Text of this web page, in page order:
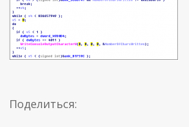
Поделиться: